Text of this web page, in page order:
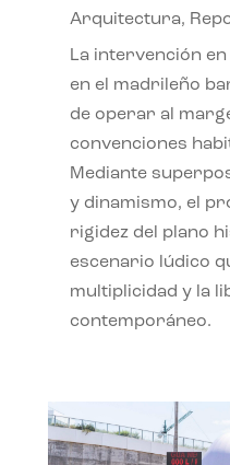
Arquitectura,
La intervención
en el madrileño
de operar al
convenciones
Mediante
y dinamismo, el
rigidez del plano
escenario lúdico
multiplicidad y la
contemporáneo.